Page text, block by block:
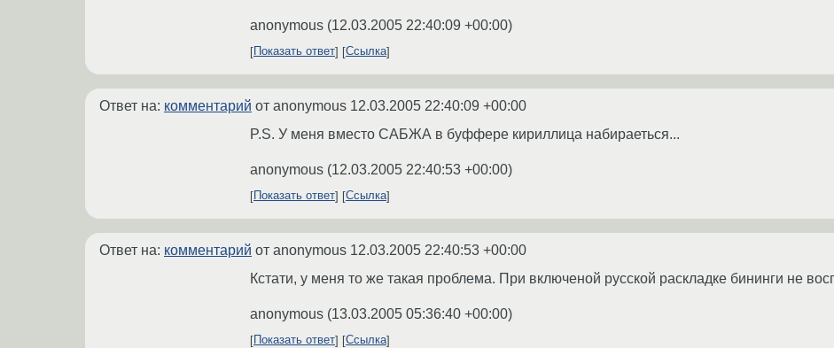
anonymous (12.03.2005 22:40:09 +00:00)
Показать ответ Ссылка
Ответ на: комментарий от anonymous 12.03.2005 22:40:09 +00:00
P.S. У меня вместо САБЖА в буффере кириллица набираеться...
anonymous (12.03.2005 22:40:53 +00:00)
Показать ответ Ссылка
Ответ на: комментарий от anonymous 12.03.2005 22:40:53 +00:00
Кстати, у меня то же такая проблема. При включеной русской раскладке бининги не
anonymous (13.03.2005 05:36:40 +00:00)
Показать ответ Ссылка